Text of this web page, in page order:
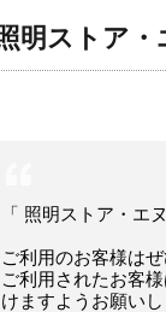
明ストア
「 照明ストア・エ
ご利用のお客様は
ご利用されたお客
けますようお願いし